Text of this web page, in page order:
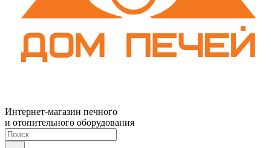
Интернет-магазин печного
и отопительного оборудования